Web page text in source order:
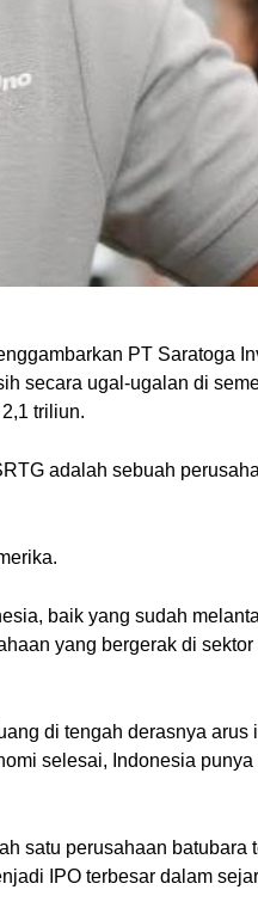
PT Saratoga
secara ugal-ugalan di
triliun.
adalah sebuah
baik yang sudah
yang bergerak di
di tengah derasnya arus
selesai, Indonesia
satu perusahaan batubara
IPO terbesar dalam